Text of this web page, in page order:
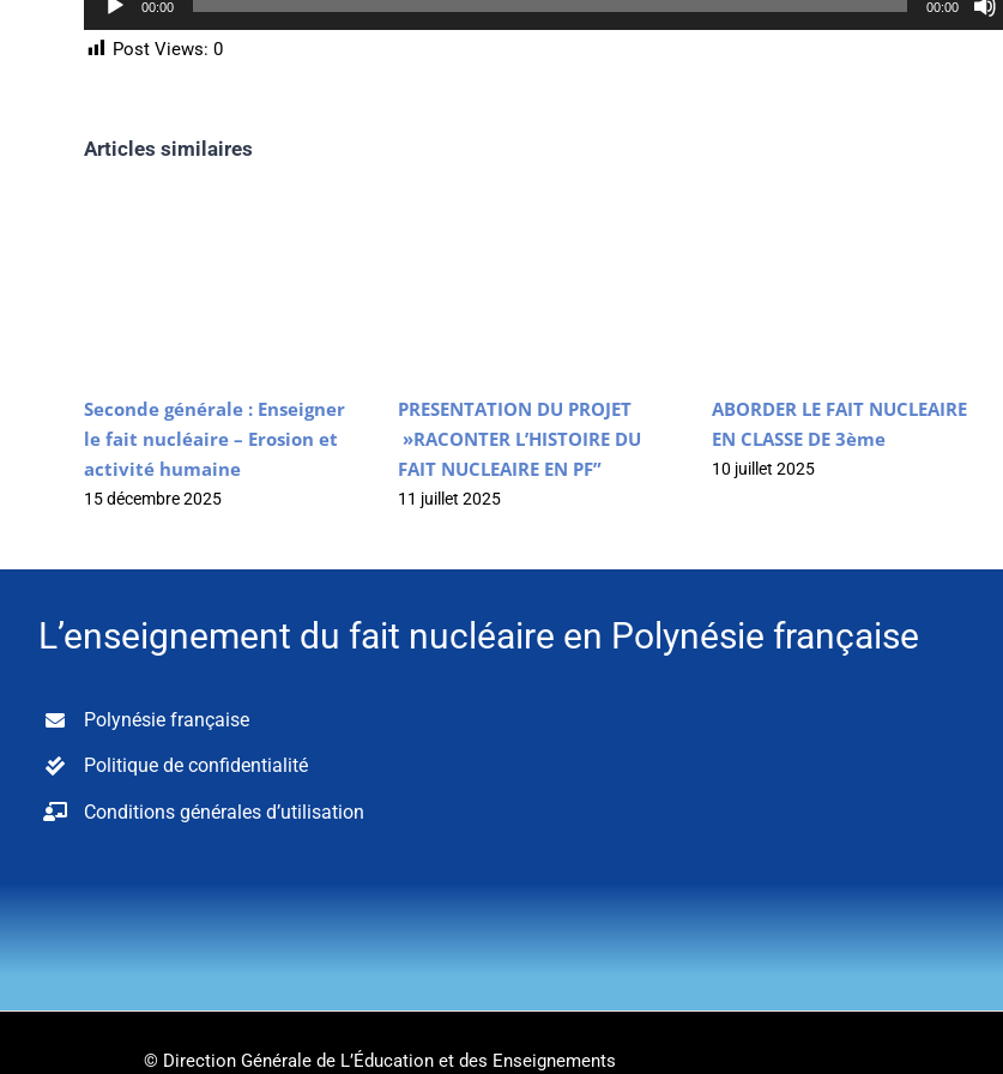
audio
00:00 00:00
Post Views: 0
Articles similaires
Seconde générale : Enseigner
le fait nucléaire – Erosion et
activité humaine
15 décembre 2025
PRESENTATION DU PROJET
»RACONTER L’HISTOIRE DU
FAIT NUCLEAIRE EN PF”
11 juillet 2025
ABORDER LE FAIT NUCLEAIRE
EN CLASSE DE 3ème
10 juillet 2025
L’enseignement du fait nucléaire en Polynésie française
Polynésie française
Politique de confidentialité
Conditions générales d’utilisation
© Direction Générale de L’Éducation et des Enseignements